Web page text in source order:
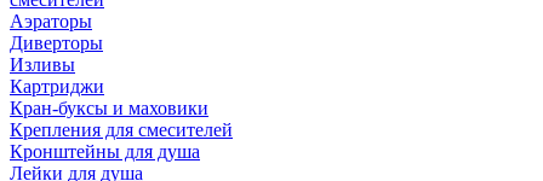
Аэраторы
Диверторы
Изливы
Картриджи
Кран-буксы и маховики
Крепления для смесителей
Кронштейны для душа
Лейки для душа